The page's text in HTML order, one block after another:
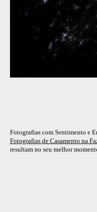
Fotografias com Sentimento e
Fotografias de Casamento na
resultam no seu melhor